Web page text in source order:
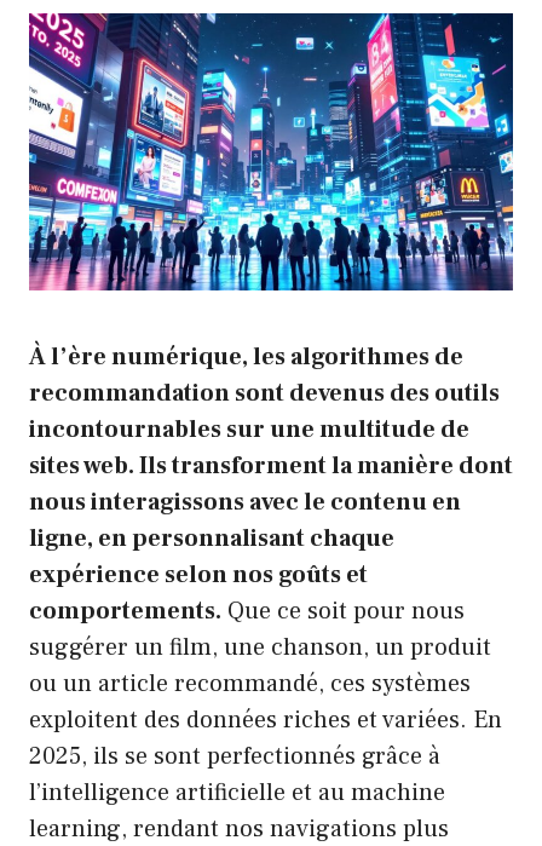
À l’ère numérique, les algorithmes de
recommandation sont devenus des outils
incontournables sur une multitude de
sites web. Ils transforment la manière dont
nous interagissons avec le contenu en
ligne, en personnalisant chaque
expérience selon nos goûts et
comportements. Que ce soit pour nous
suggérer un film, une chanson, un produit
ou un article recommandé, ces systèmes
exploitent des données riches et variées. En
2025, ils se sont perfectionnés grâce à
l’intelligence artificielle et au machine
learning, rendant nos navigations plus